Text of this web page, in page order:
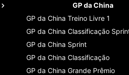
GP da China
GP da China Treino Livre 1
GP da China Classificaçāo
GP da China Sprint
GP da China Classificaçāo
GP da China Grande Prêmio